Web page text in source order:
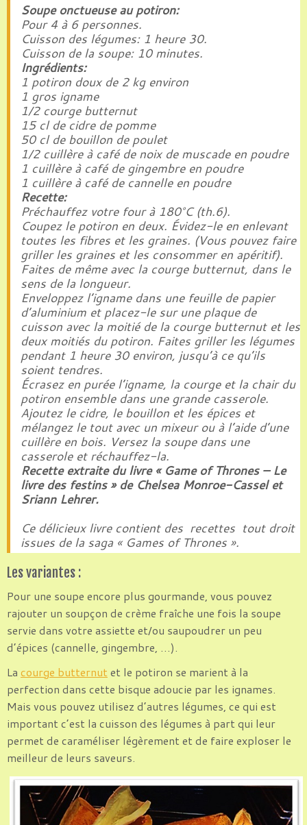
Soupe onctueuse au potiron:
Pour 4 à 6 personnes.
Cuisson des légumes: 1 heure 30.
Cuisson de la soupe: 10 minutes.
Ingrédients:
1 potiron doux de 2 kg environ
1 gros igname
1/2 courge butternut
15 cl de cidre de pomme
50 cl de bouillon de poulet
1/2 cuillère à café de noix de muscade en poudre
1 cuillère à café de gingembre en poudre
1 cuillère à café de cannelle en poudre
Recette:
Préchauffez votre four à 180°C (th.6).
Coupez le potiron en deux. Évidez-le en enlevant
toutes les fibres et les graines. (Vous pouvez faire
griller les graines et les consommer en apéritif).
Faites de même avec la courge butternut, dans le
sens de la longueur.
Enveloppez l’igname dans une feuille de papier
d’aluminium et placez-le sur une plaque de
cuisson avec la moitié de la courge butternut et les
deux moitiés du potiron. Faites griller les légumes
pendant 1 heure 30 environ, jusqu’à ce qu’ils
soient tendres.
Écrasez en purée l’igname, la courge et la chair du
potiron ensemble dans une grande casserole.
Ajoutez le cidre, le bouillon et les épices et
mélangez le tout avec un mixeur ou à l’aide d’une
cuillère en bois. Versez la soupe dans une
casserole et réchauffez-la.
Recette extraite du livre « Game of Thrones – Le
livre des festins » de Chelsea Monroe-Cassel et
Sriann Lehrer.
Ce délicieux livre contient des recettes tout droit
issues de la saga « Games of Thrones ».
Les variantes :
Pour une soupe encore plus gourmande, vous pouvez
rajouter un soupçon de crème fraîche une fois la soupe
servie dans votre assiette et/ou saupoudrer un peu
d’épices (cannelle, gingembre, …).
La courge butternut et le potiron se marient à la
perfection dans cette bisque adoucie par les ignames.
Mais vous pouvez utilisez d’autres légumes, ce qui est
important c’est la cuisson des légumes à part qui leur
permet de caraméliser légèrement et de faire exploser le
meilleur de leurs saveurs.